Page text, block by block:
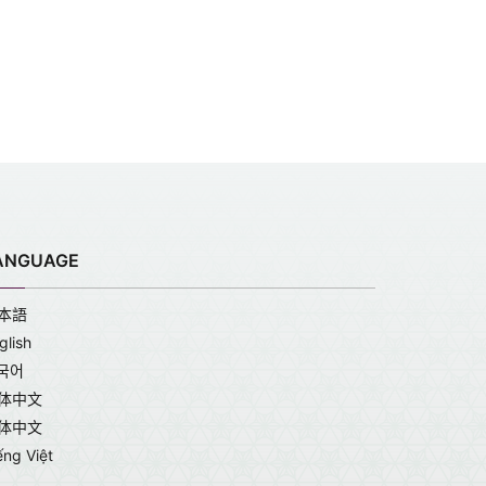
語
어
中文
中文
Việt